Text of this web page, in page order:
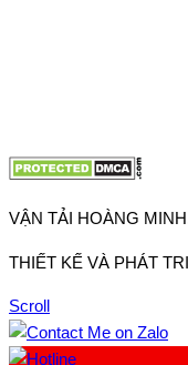
VẬN TẢI HOÀNG
THIẾT KẾ VÀ PHÁT
Scroll